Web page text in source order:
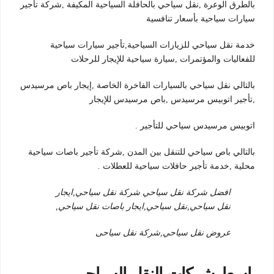
بالطرق الوعرة ,نقل سياحي بالحافلة السياحية المكيفة ,شركة تأجير
سيارات سياحية بأسعار تنافسية
خدمة نقل سياحي للزيارات السياحية,تأجير سيارات سياحية
للفعاليات والمؤتمرات ,سيارة سياحية للإيجار للرحلات
بالتالي نقل سياحي بالسيارات الفاخرة الخاصة ,إيجار باص مرسيدس
,تأجير اتوبيس مرسيدس ,باص مرسيدس للإيجار
اتوبيس مرسيدس سياحي للتأجير .
بالتالي باص سياحي للتنقل بين المدن ,شركة تأجير باصات سياحية
محلية ,خدمة تأجير حافلات سياحية للعطلات .
افضل شركة نقل سياحي شركة نقل سياحي,ايجار
نقل سياحي,نقل سياحي,ايجار باصات نقل سياحي,
عروض نقل سياحي,شركة نقل سياحى